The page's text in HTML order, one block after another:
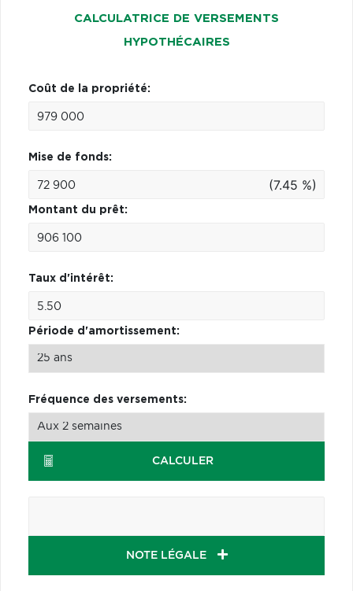
CALCULATRICE DE VERSEMENTS
HYPOTHÉCAIRES
Coût de la propriété:
Mise de fonds:
(7.45 %)
Montant du prêt:
Taux d'intérêt:
Période d'amortissement:
Fréquence des versements:
CALCULER
NOTE LÉGALE